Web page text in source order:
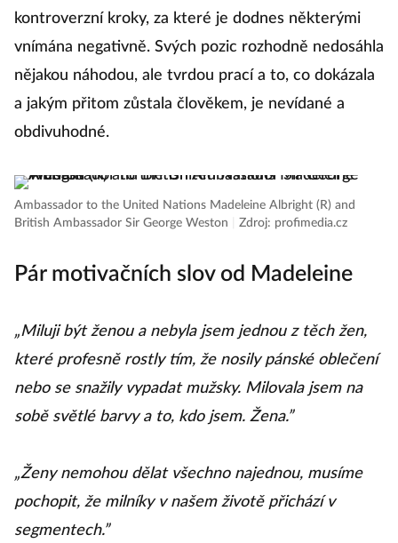
kontroverzní kroky, za které je dodnes některými
vnímána negativně. Svých pozic rozhodně nedosáhla
nějakou náhodou, ale tvrdou prací a to, co dokázala
a jakým přitom zůstala člověkem, je nevídané a
obdivuhodné.
Ambassador to the United Nations Madeleine Albright (R) and
British Ambassador Sir George Weston
Zdroj: profimedia.cz
Pár motivačních slov od Madeleine
„Miluji být ženou a nebyla jsem jednou z těch žen,
které profesně rostly tím, že nosily pánské oblečení
nebo se snažily vypadat mužsky. Milovala jsem na
sobě světlé barvy a to, kdo jsem. Žena.”
„Ženy nemohou dělat všechno najednou, musíme
pochopit, že milníky v našem životě přichází v
segmentech.”